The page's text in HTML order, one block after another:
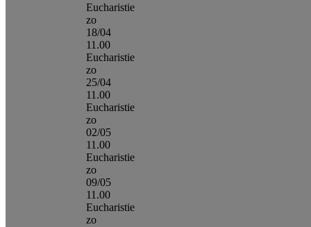
Eucharistie
zo
18/04
11.00
Eucharistie
zo
25/04
11.00
Eucharistie
zo
02/05
11.00
Eucharistie
zo
09/05
11.00
Eucharistie
zo